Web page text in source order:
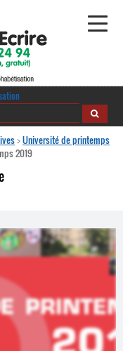
Alphabétisation
Regards croisés
·
pédagogiques
Comprendre et parler
Contacts
>Université de printemps
2019